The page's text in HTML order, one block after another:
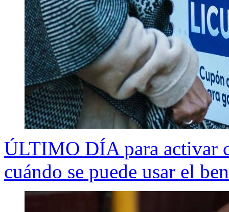
ÚLTIMO DÍA para activar
cuándo se puede usar el